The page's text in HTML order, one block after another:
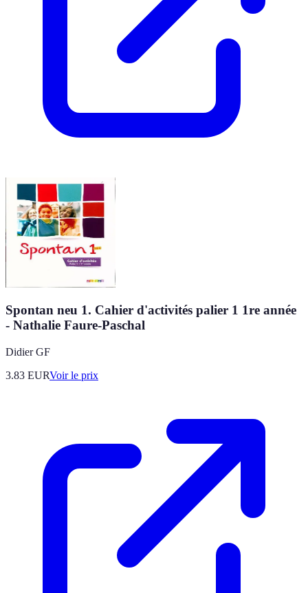
Spontan neu 1. Cahier d'activités palier 1 1re année
- Nathalie Faure-Paschal
Didier GF
3.83 EURVoir le prix